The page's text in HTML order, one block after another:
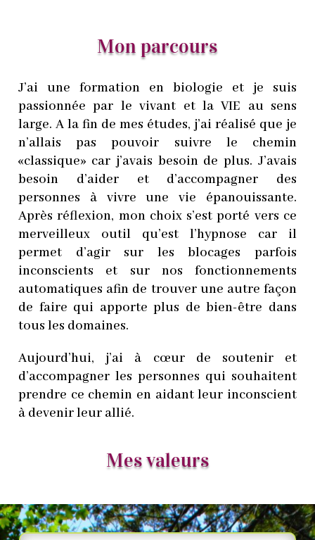
Mon parcours
J’ai une formation en biologie et je suis
passionnée par le vivant et la VIE au sens
large. A la fin de mes études, j’ai réalisé que je
n’allais pas pouvoir suivre le chemin
«classique» car j’avais besoin de plus. J’avais
besoin d’aider et d’accompagner des
personnes à vivre une vie épanouissante.
Après réflexion, mon choix s’est porté vers ce
merveilleux outil qu’est l’hypnose car il
permet d’agir sur les blocages parfois
inconscients et sur nos fonctionnements
automatiques afin de trouver une autre façon
de faire qui apporte plus de bien-être dans
tous les domaines.
Aujourd’hui, j’ai à cœur de soutenir et
d’accompagner les personnes qui souhaitent
prendre ce chemin en aidant leur inconscient
à devenir leur allié.
Mes valeurs